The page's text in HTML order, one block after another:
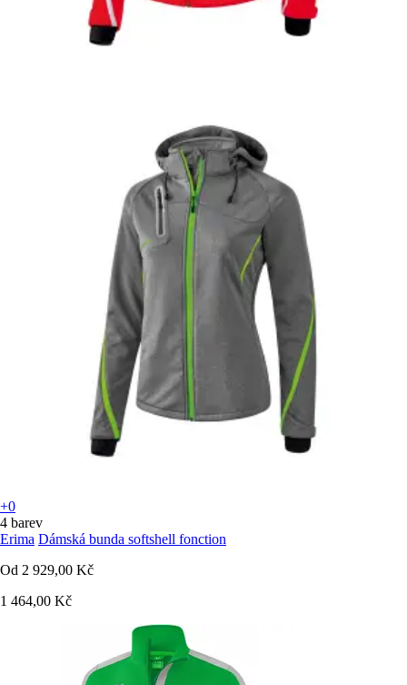
+0
4 barev
Erima Dámská bunda softshell fonction
Od 2 929,00 Kč
1 464,00 Kč